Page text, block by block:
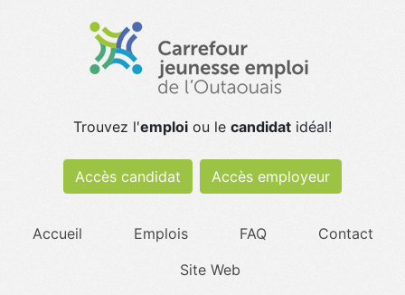
Trouvez l'emploi ou le candidat idéal!
Accès candidat Accès employeur
Accueil Emplois FAQ
Contact
Site Web